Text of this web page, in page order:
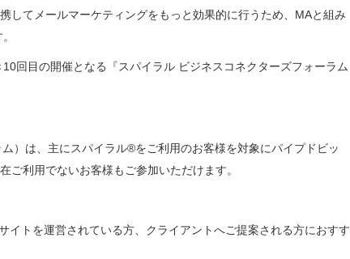
してメールマーケティングをもっと効果的に行うため、MAと組み
回目の開催となる『スパイラル ビジネスコネクターズフォーラム
）は、主にスパイラル®をご利用のお客様を対象にパイプドビッ
利用でないお客様もご参加いただけます。
イトを運営されている方、クライアントへご提案される方におすす